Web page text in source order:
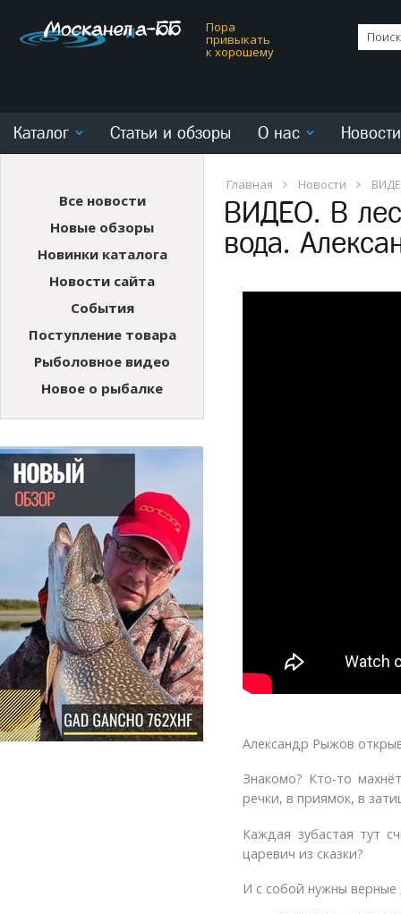
Пора
привыкать
к хорошему
Каталог Статьи и обзоры О нас Новости
Главная Новости
ВИДЕО. В
вода.
Александр Рыжов
Знакомо? Кто-то
речки, в приямок, в
Каждая зубастая тут
царевич из сказки?
И с собой нужны верные
Все новости
Новые обзоры
Новинки каталога
Новости сайта
События
Поступление товара
Рыболовное видео
Новое о рыбалке